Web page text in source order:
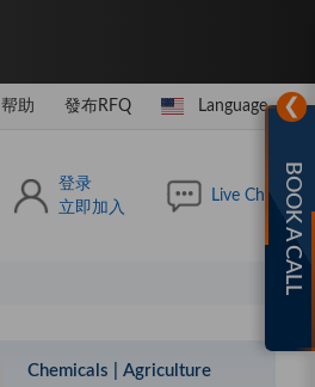
帮助 發布RFQ Language
登录
立即加入
Live Chat
❯
BOOK A CALL
Chemicals | Agriculture